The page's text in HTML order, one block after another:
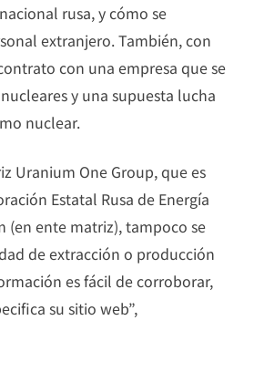
rusa, y cómo se
extranjero. También, con
con una empresa que se
y una supuesta lucha
nuclear.
Uranium One Group, que es
Estatal Rusa de Energía
(en ente matriz), tampoco se
de extracción o producción
es fácil de corroborar,
su sitio web”,